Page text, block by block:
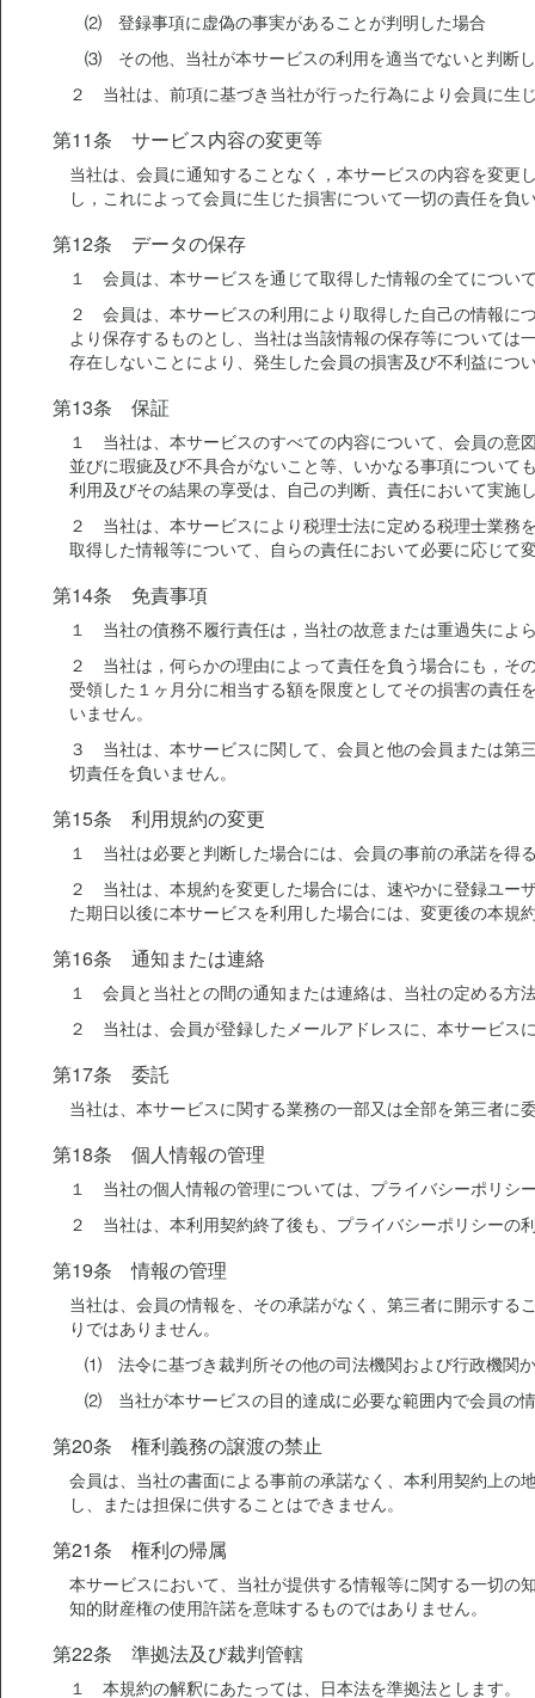
⑵ 登録事項に虚偽の事実があることが判明した場合
⑶ その他、当社が本サービスの利用を適当でないと判断
２ 当社は、前項に基づき当社が行った行為により会員に生
第11条 サービス内容の変更等
当社は、会員に通知することなく，本サービスの内容を変
し，これによって会員に生じた損害について一切の責任を負
第12条 データの保存
１ 会員は、本サービスを通じて取得した情報の全てについ
２ 会員は、本サービスの利用により取得した自己の情報に
より保存するものとし、当社は当該情報の保存等について
存在しないことにより、発生した会員の損害及び不利益につ
第13条 保証
１ 当社は、本サービスのすべての内容について、会員の意
並びに瑕疵及び不具合がないこと等、いかなる事項につい
利用及びその結果の享受は、自己の判断、責任において実施
２ 当社は、本サービスにより税理士法に定める税理士業務
取得した情報等について、自らの責任において必要に応じて
第14条 免責事項
１ 当社の債務不履行責任は，当社の故意または重過失によ
２ 当社は，何らかの理由によって責任を負う場合にも，そ
受領した１ヶ月分に相当する額を限度としてその損害の責
いません。
３ 当社は、本サービスに関して、会員と他の会員または第
切責任を負いません。
第15条 利用規約の変更
１ 当社は必要と判断した場合には、会員の事前の承諾を得
２ 当社は、本規約を変更した場合には、速やかに登録ユー
た期日以後に本サービスを利用した場合には、変更後の本規
第16条 通知または連絡
１ 会員と当社との間の通知または連絡は、当社の定める方
２ 当社は、会員が登録したメールアドレスに、本サービス
第17条 委託
当社は、本サービスに関する業務の一部又は全部を第三者に
第18条 個人情報の管理
１ 当社の個人情報の管理については、プライバシーポリシ
２ 当社は、本利用契約終了後も、プライバシーポリシーの
第19条 情報の管理
当社は、会員の情報を、その承諾がなく、第三者に開示す
りではありません。
⑴ 法令に基づき裁判所その他の司法機関および行政機関
⑵ 当社が本サービスの目的達成に必要な範囲内で会員の
第20条 権利義務の譲渡の禁止
会員は、当社の書面による事前の承諾なく、本利用契約上
し、または担保に供することはできません。
第21条 権利の帰属
本サービスにおいて、当社が提供する情報等に関する一切
知的財産権の使用許諾を意味するものではありません。
第22条 準拠法及び裁判管轄
１ 本規約の解釈にあたっては、日本法を準拠法とします。